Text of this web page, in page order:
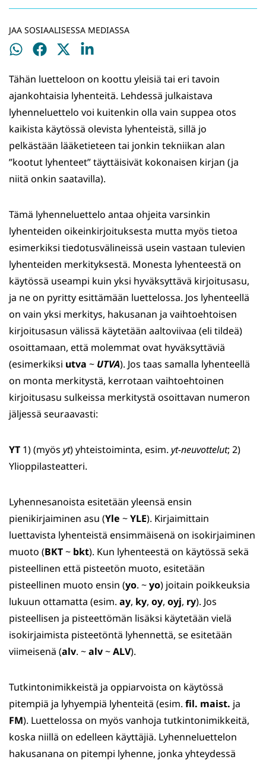
JAA SOSIAALISESSA MEDIASSA
Jaa
Jaa
Jaa
Jaa
Tähän luetteloon on koottu yleisiä tai eri tavoin
ajankohtaisia lyhenteitä. Lehdessä julkaistava
lyhenneluettelo voi kuitenkin olla vain suppea otos
kaikista käytössä olevista lyhenteistä, sillä jo
pelkästään lääketieteen tai jonkin tekniikan alan
”kootut lyhenteet” täyttäisivät kokonaisen kirjan (ja
niitä onkin saatavilla).
Tämä lyhenneluettelo antaa ohjeita varsinkin
lyhenteiden oikeinkirjoituksesta mutta myös tietoa
esimerkiksi tiedotusvälineissä usein vastaan tulevien
lyhenteiden merkityksestä. Monesta lyhenteestä on
käytössä useampi kuin yksi hyväksyttävä kirjoitusasu,
ja ne on pyritty esittämään luettelossa. Jos lyhenteellä
on vain yksi merkitys, hakusanan ja vaihtoehtoisen
kirjoitusasun välissä käytetään aaltoviivaa (eli tildeä)
osoittamaan, että molemmat ovat hyväksyttäviä
(esimerkiksi utva ~ UTVA). Jos taas samalla lyhenteellä
on monta merkitystä, kerrotaan vaihtoehtoinen
kirjoitusasu sulkeissa merkitystä osoittavan numeron
jäljessä seuraavasti:
YT 1) (myös yt) yhteistoiminta, esim. yt-neuvottelut; 2)
Ylioppilasteatteri.
Lyhennesanoista esitetään yleensä ensin
pienikirjaiminen asu (Yle ~YLE). Kirjaimittain
luettavista lyhenteistä ensimmäisenä on isokirjaiminen
muoto (BKT~ bkt). Kun lyhenteestä on käytössä sekä
pisteellinen että pisteetön muoto, esitetään
pisteellinen muoto ensin (yo. ~yo) joitain poikkeuksia
lukuun ottamatta (esim. ay, ky, oy, oyj, ry). Jos
pisteellisen ja pisteettömän lisäksi käytetään vielä
isokirjaimista pisteetöntä lyhennettä, se esitetään
viimeisenä (alv. ~alv~ALV).
Tutkintonimikkeistä ja oppiarvoista on käytössä
pitempiä ja lyhyempiä lyhenteitä (esim. fil. maist. ja
FM). Luettelossa on myös vanhoja tutkintonimikkeitä,
koska niillä on edelleen käyttäjiä. Lyhenneluettelon
hakusanana on pitempi lyhenne, jonka yhteydessä